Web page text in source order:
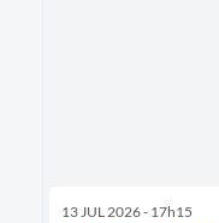
13 JUL 2026 - 17h15